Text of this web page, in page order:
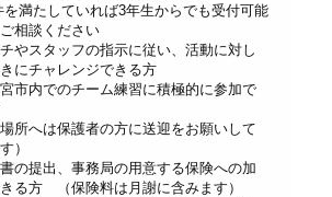
満たしていれば3年生からでも受付可能
相談ください
やスタッフの指示に従い、活動に対し
にチャレンジできる方
市内でのチーム練習に積極的に参加で
場所へは保護者の方に送迎をお願いして
）
の提出、事務局の用意する保険への加
る方 （保険料は月謝に含みます）